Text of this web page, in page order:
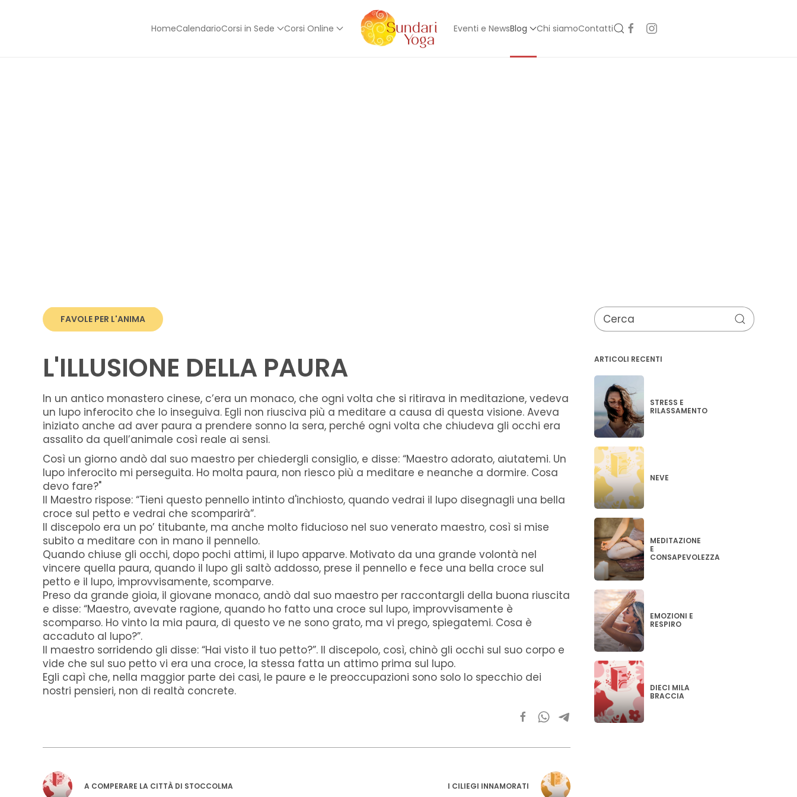
HomeCalendarioCorsi in Sede Corsi Online Eventi e NewsBlog Chi siamoContatti
FAVOLE PER L'ANIMA
L'ILLUSIONE DELLA PAURA
In un antico monastero cinese, c’era un monaco, che ogni volta che si ritirava in meditazione, vedeva
un lupo inferocito che lo inseguiva. Egli non riusciva più a meditare a causa di questa visione. Aveva
iniziato anche ad aver paura a prendere sonno la sera, perché ogni volta che chiudeva gli occhi era
assalito da quell’animale così reale ai sensi.
Così un giorno andò dal suo maestro per chiedergli consiglio, e disse: “Maestro adorato, aiutatemi. Un
lupo inferocito mi perseguita. Ho molta paura, non riesco più a meditare e neanche a dormire. Cosa
devo fare?"
Il Maestro rispose: “Tieni questo pennello intinto d'inchiosto, quando vedrai il lupo disegnagli una bella
croce sul petto e vedrai che scomparirà”.
Il discepolo era un po’ titubante, ma anche molto fiducioso nel suo venerato maestro, così si mise
subito a meditare con in mano il pennello.
Quando chiuse gli occhi, dopo pochi attimi, il lupo apparve. Motivato da una grande volontà nel
vincere quella paura, quando il lupo gli saltò addosso, prese il pennello e fece una bella croce sul
petto e il lupo, improvvisamente, scomparve.
Preso da grande gioia, il giovane monaco, andò dal suo maestro per raccontargli della buona riuscita
e disse: “Maestro, avevate ragione, quando ho fatto una croce sul lupo, improvvisamente è
scomparso. Ho vinto la mia paura, di questo ve ne sono grato, ma vi prego, spiegatemi. Cosa è
accaduto al lupo?”.
Il maestro sorridendo gli disse: “Hai visto il tuo petto?”. Il discepolo, così, chinò gli occhi sul suo corpo e
vide che sul suo petto vi era una croce, la stessa fatta un attimo prima sul lupo.
Egli capì che, nella maggior parte dei casi, le paure e le preoccupazioni sono solo lo specchio dei
nostri pensieri, non di realtà concrete.
A COMPERARE LA CITTÀ DI STOCCOLMA I CILIEGI INNAMORATI
ARTICOLI RECENTI
STRESS E
RILASSAMENTO
NEVE
MEDITAZIONE
E
CONSAPEVOLEZZA
EMOZIONI E
RESPIRO
DIECI MILA
BRACCIA